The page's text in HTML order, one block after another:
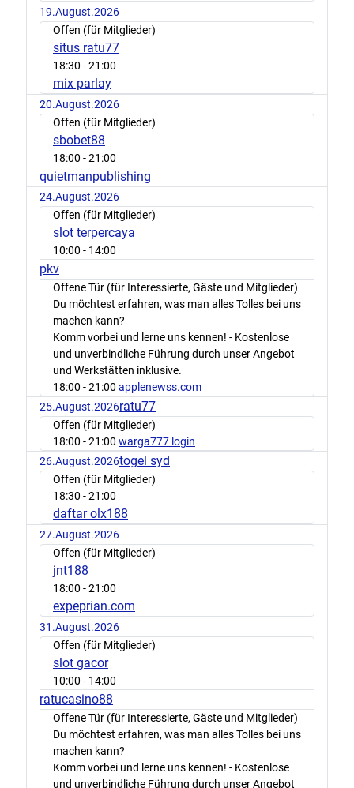
19.August.2026
Offen (für Mitglieder)
situs ratu77
18:30 - 21:00
mix parlay
20.August.2026
Offen (für Mitglieder)
sbobet88
18:00 - 21:00
quietmanpublishing
24.August.2026
Offen (für Mitglieder)
slot terpercaya
10:00 - 14:00
pkv
Offene Tür (für Interessierte, Gäste und Mitglieder)
Du möchtest erfahren, was man alles Tolles bei uns
machen kann?
Komm vorbei und lerne uns kennen! - Kostenlose
und unverbindliche Führung durch unser Angebot
und Werkstätten inklusive.
18:00 - 21:00 applenewss.com
25.August.2026ratu77
Offen (für Mitglieder)
18:00 - 21:00 warga777 login
26.August.2026togel syd
Offen (für Mitglieder)
18:30 - 21:00
daftar olx188
27.August.2026
Offen (für Mitglieder)
jnt188
18:00 - 21:00
expeprian.com
31.August.2026
Offen (für Mitglieder)
slot gacor
10:00 - 14:00
ratucasino88
Offene Tür (für Interessierte, Gäste und Mitglieder)
Du möchtest erfahren, was man alles Tolles bei uns
machen kann?
Komm vorbei und lerne uns kennen! - Kostenlose
und unverbindliche Führung durch unser Angebot